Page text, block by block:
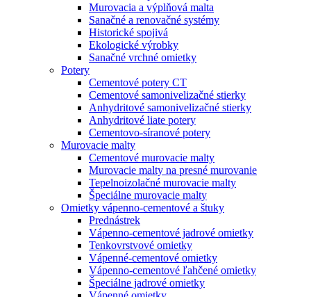
Murovacia a výplňová malta
Sanačné a renovačné systémy
Historické spojivá
Ekologické výrobky
Sanačné vrchné omietky
Potery
Cementové potery CT
Cementové samonivelizačné stierky
Anhydritové samonivelizačné stierky
Anhydritové liate potery
Cementovo-síranové potery
Murovacie malty
Cementové murovacie malty
Murovacie malty na presné murovanie
Tepelnoizolačné murovacie malty
Špeciálne murovacie malty
Omietky vápenno-cementové a štuky
Prednástrek
Vápenno-cementové jadrové omietky
Tenkovrstvové omietky
Vápenné-cementové omietky
Vápenno-cementové ľahčené omietky
Špeciálne jadrové omietky